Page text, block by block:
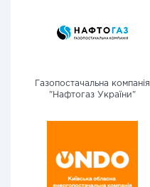
Газопостачальна компанія
"Нафтогаз України"